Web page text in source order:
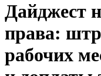
Дайджест
права:
рабочих